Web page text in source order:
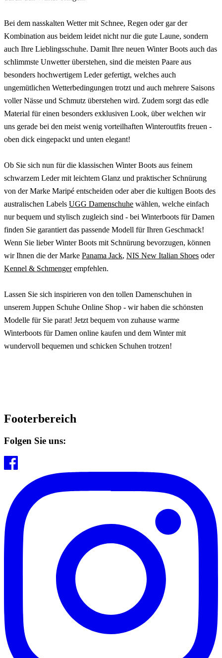
Bei dem nasskalten Wetter mit Schnee, Regen oder gar der
Kombination aus beidem leidet nicht nur die gute Laune, sondern
auch Ihre Lieblingsschuhe. Damit Ihre neuen Winter Boots auch das
schlimmste Unwetter überstehen, sind die meisten Paare aus
besonders hochwertigem Leder gefertigt, welches auch
ungemütlichen Wetterbedingungen trotzt und auch mehrere Saisons
voller Nässe und Schmutz überstehen wird. Zudem sorgt das edle
Material für einen besonders exklusiven Look, über welchen wir
uns gerade bei den meist wenig vorteilhaften Winteroutfits freuen -
oben dick eingepackt und unten elegant!
Ob Sie sich nun für die klassischen Winter Boots aus feinem
schwarzem Leder mit leichtem Glanz und praktischer Schnürung
von der Marke Maripé entscheiden oder aber die kultigen Boots des
australischen Labels UGG Damenschuhe wählen, welche einfach
nur bequem und stylisch zugleich sind - bei Winterboots für Damen
finden Sie garantiert das passende Modell für Ihren Geschmack!
Wenn Sie lieber Winter Boots mit Schnürung bevorzugen, können
wir Ihnen die der Marke Panama Jack, NIS New Italian Shoes oder
Kennel & Schmengerempfehlen.
Lassen Sie sich inspirieren von den tollen Damenschuhen in
unserem Juppen Schuhe Online Shop - wir haben die schönsten
Modelle für Sie parat! Jetzt bequem von zuhause warme
Winterboots für Damen online kaufen und dem Winter mit
wundervoll bequemen und schicken Schuhen trotzen!
Footerbereich
Folgen Sie uns: